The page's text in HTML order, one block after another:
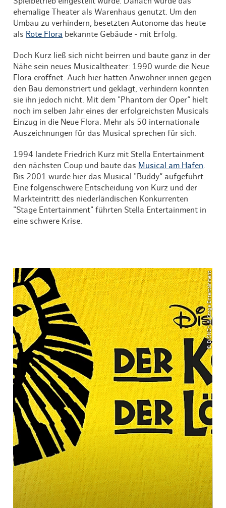
ehemalige Theater als Warenhaus genutzt. Um den
Umbau zu verhindern, besetzten Autonome das heute
als Rote Flora bekannte Gebäude - mit Erfolg.
Doch Kurz ließ sich nicht beirren und baute ganz in der
Nähe sein neues Musicaltheater: 1990 wurde die Neue
Flora eröffnet. Auch hier hatten Anwohner:innen gegen
den Bau demonstriert und geklagt, verhindern konnten
sie ihn jedoch nicht. Mit dem "Phantom der Oper“ hielt
noch im selben Jahr eines der erfolgreichsten Musicals
Einzug in die Neue Flora. Mehr als 50 internationale
Auszeichnungen für das Musical sprechen für sich.
1994 landete Friedrich Kurz mit Stella Entertainment
den nächsten Coup und baute das Musical am Hafen
Bis 2001 wurde hier das Musical "Buddy“ aufgeführt.
Eine folgenschwere Entscheidung von Kurz und der
Markteintritt des niederländischen Konkurrenten
"Stage Entertainment" führten Stella Entertainment in
eine schwere Krise.
© DISNEY & Stage Entertainment